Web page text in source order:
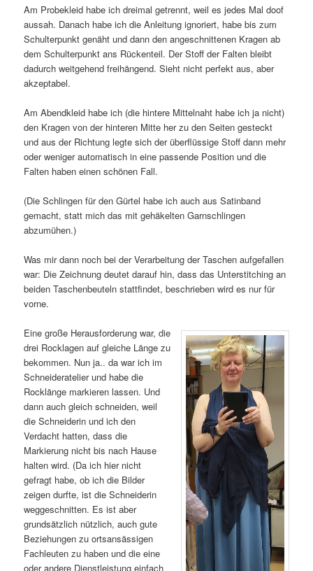
Am Probekleid habe ich dreimal getrennt, weil es jedes Mal doof
aussah. Danach habe ich die Anleitung ignoriert, habe bis zum
Schulterpunkt genäht und dann den angeschnittenen Kragen ab
dem Schulterpunkt ans Rückenteil. Der Stoff der Falten bleibt
dadurch weitgehend freihängend. Sieht nicht perfekt aus, aber
akzeptabel.
Am Abendkleid habe ich (die hintere Mittelnaht habe ich ja nicht)
den Kragen von der hinteren Mitte her zu den Seiten gesteckt
und aus der Richtung legte sich der überflüssige Stoff dann mehr
oder weniger automatisch in eine passende Position und die
Falten haben einen schönen Fall.
(Die Schlingen für den Gürtel habe ich auch aus Satinband
gemacht, statt mich das mit gehäkelten Garnschlingen
abzumühen.)
Was mir dann noch bei der Verarbeitung der Taschen aufgefallen
war: Die Zeichnung deutet darauf hin, dass das Unterstitching an
beiden Taschenbeuteln stattfindet, beschrieben wird es nur für
vorne.
Eine große Herausforderung war, die
drei Rocklagen auf gleiche Länge zu
bekommen. Nun ja.. da war ich im
Schneideratelier und habe die
Rocklänge markieren lassen. Und
dann auch gleich schneiden, weil
die Schneiderin und ich den
Verdacht hatten, dass die
Markierung nicht bis nach Hause
halten wird. (Da ich hier nicht
gefragt habe, ob ich die Bilder
zeigen durfte, ist die Schneiderin
weggeschnitten. Es ist aber
grundsätzlich nützlich, auch gute
Beziehungen zu ortsansässigen
Fachleuten zu haben und die eine
oder andere Dienstleistung einfach